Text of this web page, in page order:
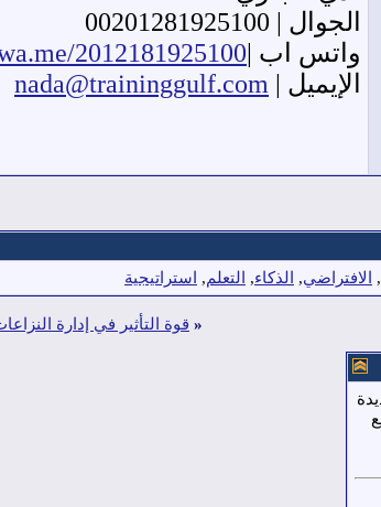
الجوال | 00201281925100
واتس اب |2012181925100
الإيميل | nada@traininggulf.com
, الافتراضي, الذكاء, التعلم, استراتيجية
« قوة التأثير في إدارة